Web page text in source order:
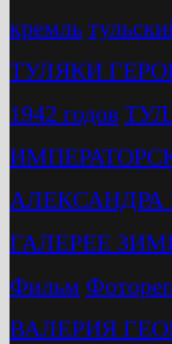
кремль
ТУЛЯКИ
1942 годов
ГАЛЕРЕЕ
Фильм
ВАЛЕРИЯ